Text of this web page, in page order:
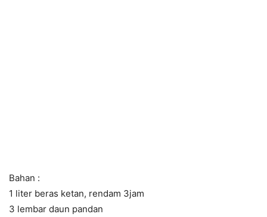
Bahan :
1 liter beras ketan, rendam 3jam
3 lembar daun pandan